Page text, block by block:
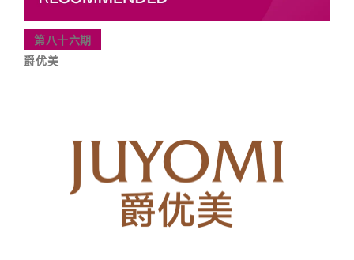
第八十六期
爵优美